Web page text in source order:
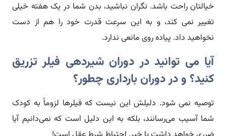
خیالتان راحت باشد. نگران نباشید، بدن شما در یک هفته خیلی
تغییر نمی کند، و به این سرعت قدرت خود را هم از دست
نخواهید داد. پیاده روی مانعی ندارد.
آیا می توانید در دوران شیردهی فیلر تزریق
کنید؟ و در دوران بارداری چطور؟
توصیه نمی شود. دلیلش این نیست که فیلرها لزوماً به کودک
شما آسیب می‌رسانند، بلکه به این دلیل است که نمی‌دانیم آیا